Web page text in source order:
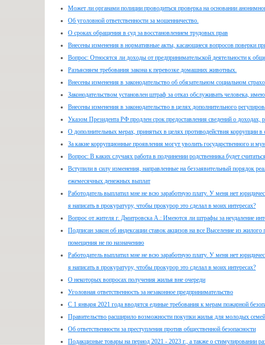
Может ли органами полиции проводиться проверка на основании
Об уголовной ответственности за мошенничество.
О сроках обращения в суд за восстановлением трудовых прав
Внесены изменения в нормативные акты, касающиеся вопросов поверки
Вопрос: Относятся ли доходы от предпринимательской деятельности к
Разъясняем требования закона к перевозке домашних животных.
Внесены изменения в законодательство об обязательном социальном
Законодательством установлен штраф за отказ обслуживать человека,
Внесены изменения в законодательство в целях дополнительного
Указом Президента РФ продлен срок предоставления сведений о доходах,
О дополнительных мерах, принятых в целях противодействия коррупции в
За какие коррупционные проявления могут уволить государственного и
Вопрос: В каких случаях работа в подчинении родственника будет
Вступили в силу изменения, направленные на беззаявительный порядок
ежемесячных денежных выплат
Работодатель выплатил мне не всю заработную плату. У меня нет
я написать в прокуратуру, чтобы прокурор это сделал в моих интересах?
Вопрос от жителя г. Дмитровска А.: Имеются ли штрафы за неудаление
Подписан закон об индексации ставок акцизов на все Выселение из
помещения не по назначению
Работодатель выплатил мне не всю заработную плату. У меня нет
я написать в прокуратуру, чтобы прокурор это сделал в моих интересах?
О некоторых вопросах получения жилья вне очереди
Уголовная ответственность за незаконное предпринимательство
С 1 января 2021 года вводятся единые требования к мерам пожарной
Правительство расширило возможности покупки жилья для молодых
Об ответственности за преступления против общественной безопасности
Подакцизные товары на период 2021 - 2023 г., а также о стимулировании